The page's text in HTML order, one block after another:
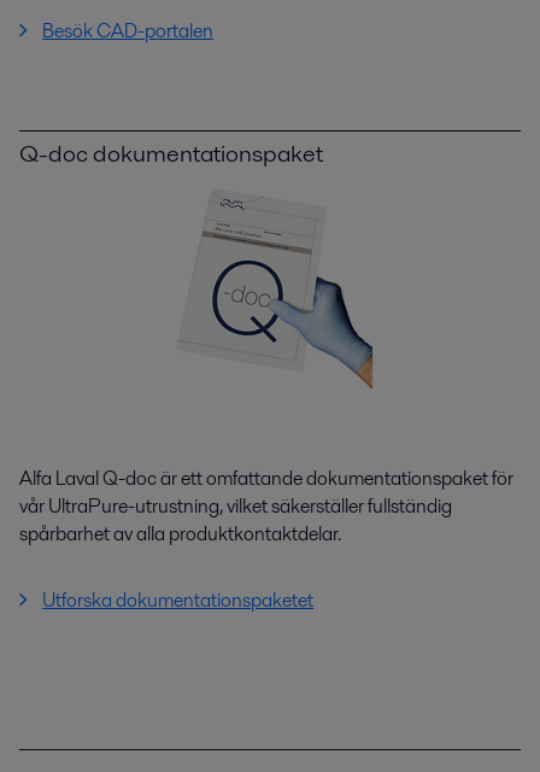
Besök CAD-portalen
Q-doc dokumentationspaket
Alfa Laval Q-doc är ett omfattande dokumentationspaket för
vår UltraPure-utrustning, vilket säkerställer fullständig
spårbarhet av alla produktkontaktdelar.
Utforska dokumentationspaketet